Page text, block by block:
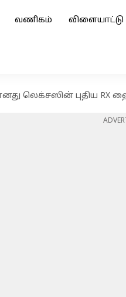
வணிகம் விளையாட்டு
லெக்சஸின் புதிய RX